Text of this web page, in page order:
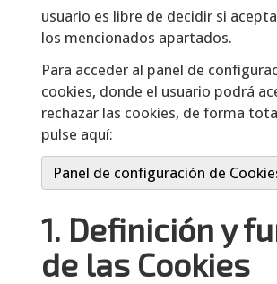
usuario es libre de decidir si
los mencionados apartados.
Para acceder al panel de
cookies, donde el usuario podrá
rechazar las cookies, de forma
pulse aquí:
Panel de configuración de
1. Definición y
de las Cookies